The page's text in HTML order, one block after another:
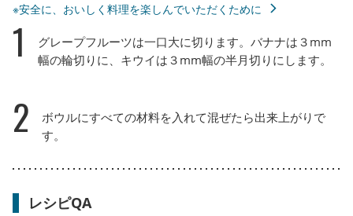
※安全に、おいしく料理を楽しんでいただくために
1
グレープフルーツは一口大に切ります。バナナは３mm
幅の輪切りに、キウイは３mm幅の半月切りにします。
2
ボウルにすべての材料を入れて混ぜたら出来上がりで
す。
レシピQA